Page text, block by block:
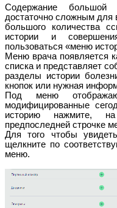
Содержание
достаточно сложным для
большого количества
истории и
пользоваться «меню
Меню врача появляется
списка и представляет
разделы истории
кнопок или нужная
Под меню
модифицированные
историю нажмите,
предпоследней строчке
Для того чтобы
щелкните по
меню.